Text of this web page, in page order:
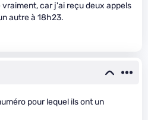
car j'ai reçu deux appels
autre à 18h23.
pour lequel ils ont un